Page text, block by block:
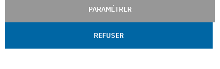
PARAMÉTRER
REFUSER